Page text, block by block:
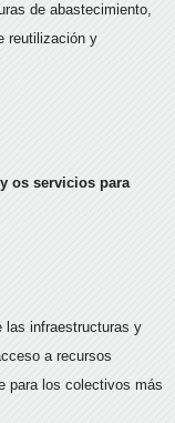
de abastecimiento,
reutilización y
os servicios para
las infraestructuras y
a recursos
para los colectivos más